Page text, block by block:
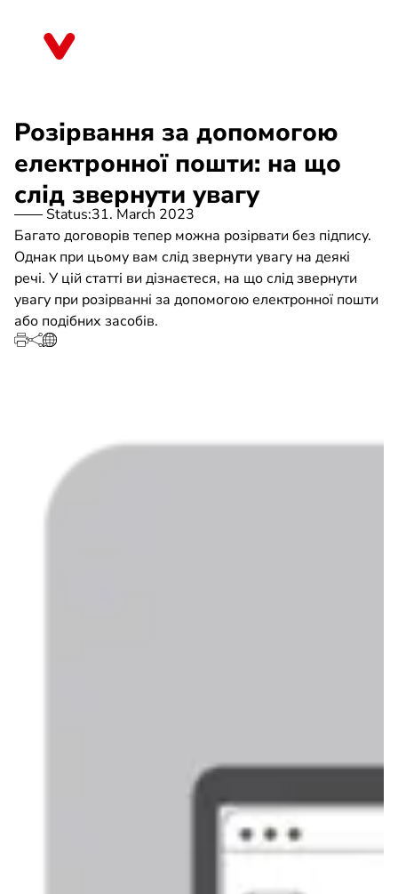
Розірвання за допомогою
електронної пошти: на що
слід звернути увагу
Status:31. March 2023
Багато договорів тепер можна розірвати без підпису.
Однак при цьому вам слід звернути увагу на деякі
речі. У цій статті ви дізнаєтеся, на що слід звернути
увагу при розірванні за допомогою електронної пошти
або подібних засобів.